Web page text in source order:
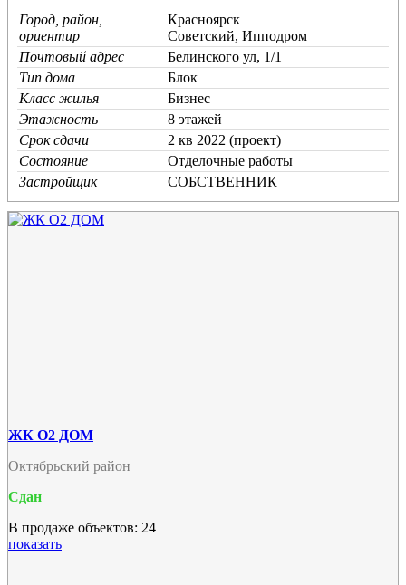
Город, район,
ориентир
Красноярск
Советский, Ипподром
Почтовый адрес
Белинского ул, 1/1
Тип дома
Блок
Класс жилья
Бизнес
Этажность
8 этажей
Срок сдачи
2 кв 2022 (проект)
Состояние
Отделочные работы
Застройщик
СОБСТВЕННИК
ЖК О2 ДОМ
Октябрьский район
Сдан
В продаже объектов: 24
показать